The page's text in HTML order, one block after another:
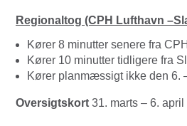
Regionaltog (CPH Lufthavn
Kører 8 minutter senere fra
Kører 10 minutter tidligere fra
Kører planmæssigt ikke den 6.
Oversigtskort 31. marts – 6. april